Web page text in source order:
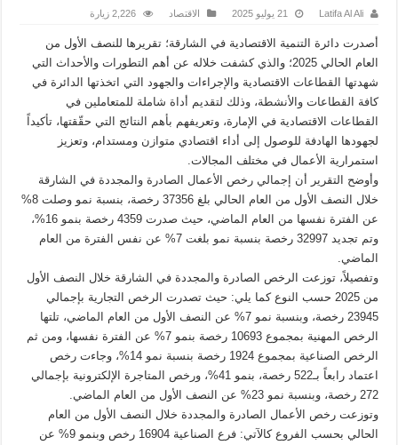
Latifa Al Ali 21 يوليو 2025 الاقتصاد 2,226 زيارة
أصدرت دائرة التنمية الاقتصادية في الشارقة؛ تقريرها للنصف الأول من
العام الحالي 2025؛ والذي كشفت خلاله عن أهم التطورات والأحداث التي
شهدتها القطاعات الاقتصادية والإجراءات والجهود التي اتخذتها الدائرة في
كافة القطاعات والأنشطة، وذلك لتقديم أداة شاملة للمتعاملين في
القطاعات الاقتصادية في الإمارة، وتعريفهم بأهم النتائج التي حقّقتها، تأكيداً
لجهودها الهادفة للوصول إلى أداء اقتصادي متوازن ومستدام، وتعزيز
استمرارية الأعمال في مختلف المجالات.
وأوضح التقرير أن إجمالي رخص الأعمال الصادرة والمجددة في الشارقة
خلال النصف الأول من العام الحالي بلغ 37356 رخصة، بنسبة نمو وصلت 8%
عن الفترة نفسها من العام الماضي، حيث صدرت 4359 رخصة بنمو 16%،
وتم تجديد 32997 رخصة بنسبة نمو بلغت 7% عن نفس الفترة من العام
الماضي.
وتفصيلاً، توزعت الرخص الصادرة والمجددة في الشارقة خلال النصف الأول
من 2025 حسب النوع كما يلي: حيث تصدرت الرخص التجارية بإجمالي
23945 رخصة، وبنسبة نمو 7% عن النصف الأول من العام الماضي، تلتها
الرخص المهنية بمجموع 10693 رخصة بنمو 7% عن الفترة نفسها، ومن ثم
الرخص الصناعية بمجموع 1924 رخصة بنسبة نمو 14%، وجاءت رخص
اعتماد رابعاً بـ522 رخصة، بنمو 41%، ورخص المتاجرة الإلكترونية بإجمالي
272 رخصة، وبنسبة نمو 23% عن النصف الأول من العام الماضي.
وتوزعت رخص الأعمال الصادرة والمجددة خلال النصف الأول من العام
الحالي بحسب الفروع كالآتي: فرع الصناعية 16904 رخص وبنمو 9% عن